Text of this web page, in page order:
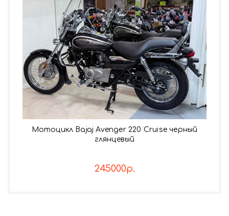
Мотоцикл Bajaj Avenger 220 Cruise черный
глянцевый
245000р.